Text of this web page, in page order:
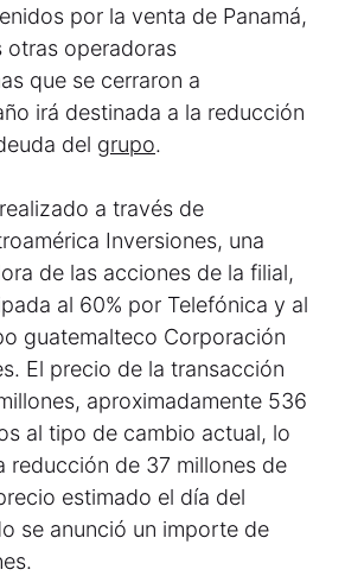
por la venta de Panamá,
otras operadoras
que se cerraron a
irá destinada a la reducción
del grupo.
a través de
Inversiones, una
de las acciones de la filial,
al 60% por Telefónica y al
guatemalteco Corporación
El precio de la transacción
aproximadamente 536
al tipo de cambio actual, lo
reducción de 37 millones de
estimado el día del
se anunció un importe de